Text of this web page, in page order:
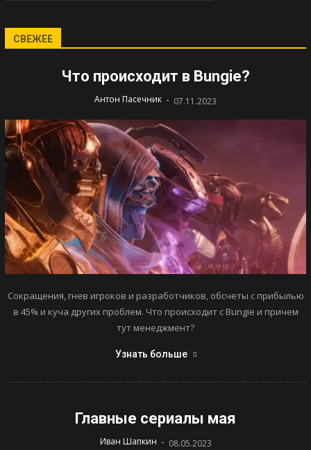
СВЕЖЕЕ
Что происходит в Bungie?
Антон Пасечник - 07.11.2023
Сокращения, гнев игроков и разработчиков, обсчеты с прибылью
в 45% и куча других проблем. Что происходит с Bungie и причем
тут менеджмент?
Узнать больше
Главные сериалы мая
Иван Шапкин - 08.05.2023